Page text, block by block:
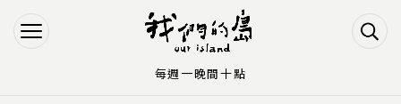
Jump to Navigation
Jump to Main content
每週一晚間十點